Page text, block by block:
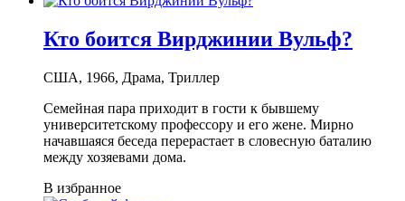
Кто боится Вирджинии Вульф?
США, 1966, Драма, Триллер
Семейная пара приходит в гости к бывшему
университетскому профессору и его жене. Мирно
начавшаяся беседа перерастает в словесную баталию
между хозяевами дома.
В избранное